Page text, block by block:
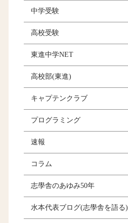
中学受験
高校受験
東進中学NET
高校部(東進)
キャプテンクラブ
プログラミング
速報
コラム
志學舎のあゆみ50年
水本代表ブログ(志學舎を語る)